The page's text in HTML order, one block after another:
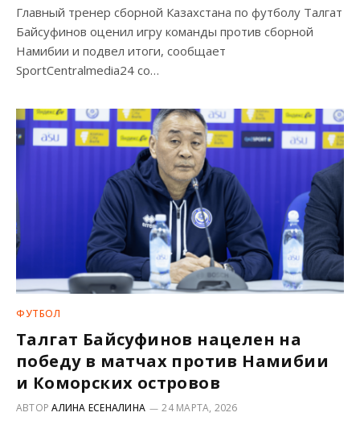
Главный тренер сборной Казахстана по футболу Талгат
Байсуфинов оценил игру команды против сборной
Намибии и подвел итоги, сообщает
SportCentralmedia24 со…
ФУТБОЛ
Талгат Байсуфинов нацелен на
победу в матчах против Намибии
и Коморских островов
АВТОРАЛИНА ЕСЕНАЛИНА 24 МАРТА, 2026